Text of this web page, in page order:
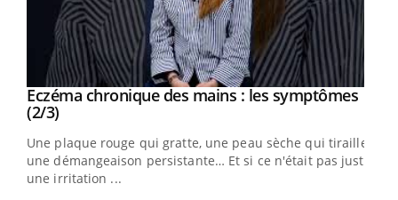
Youtube
Eczéma chronique des mains : les symptômes
(2/3)Youtube
Une plaque rouge qui gratte, une peau sèche qui tiraille,
une démangeaison persistante… Et si ce n'était pas juste
une irritation ...